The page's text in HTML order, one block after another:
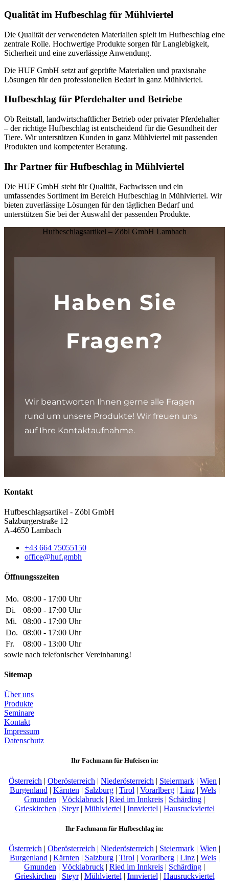
Qualität im Hufbeschlag für Mühlviertel
Die Qualität der verwendeten Materialien spielt im Hufbeschlag eine
zentrale Rolle. Hochwertige Produkte sorgen für Langlebigkeit,
Sicherheit und eine zuverlässige Anwendung.
Die HUF GmbH setzt auf geprüfte Materialien und praxisnahe
Lösungen für den professionellen Bedarf in ganz Mühlviertel.
Hufbeschlag für Pferdehalter und Betriebe
Ob Reitstall, landwirtschaftlicher Betrieb oder privater Pferdehalter
– der richtige Hufbeschlag ist entscheidend für die Gesundheit der
Tiere. Wir unterstützen Kunden in ganz Mühlviertel mit passenden
Produkten und kompetenter Beratung.
Ihr Partner für Hufbeschlag in Mühlviertel
Die HUF GmbH steht für Qualität, Fachwissen und ein
umfassendes Sortiment im Bereich Hufbeschlag in Mühlviertel. Wir
bieten zuverlässige Lösungen für den täglichen Bedarf und
unterstützen Sie bei der Auswahl der passenden Produkte.
Hufbeschlagsartikel – Zöbl GmbH Lambach
Haben Sie
Fragen?
Wir beantworten Ihnen gerne alle Fragen
rund um unsere Produkte! Wir freuen uns
auf Ihre Kontaktaufnahme.
Kontakt
Hufbeschlagsartikel - Zöbl GmbH
Salzburgerstraße 12
A-4650 Lambach
+43 664 75055150
office@huf.gmbh
Öffnungsszeiten
Mo. 08:00 - 17:00 Uhr
Di.
08:00 - 17:00 Uhr
Mi.
08:00 - 17:00 Uhr
Do.
08:00 - 17:00 Uhr
Fr.
08:00 - 13:00 Uhr
sowie nach telefonischer Vereinbarung!
Sitemap
Über uns
Produkte
Seminare
Kontakt
Impressum
Datenschutz
Ihr Fachmann für Hufeisen in:
Österreich | Oberösterreich | Niederösterreich | Steiermark | Wien |
Burgenland | Kärnten | Salzburg| Tirol | Vorarlberg| Linz| Wels|
Gmunden | Vöcklabruck | Ried im Innkreis | Schärding |
Grieskirchen | Steyr| Mühlviertel | Innviertel | Hausruckviertel
Ihr Fachmann für Hufbeschlag in:
Österreich | Oberösterreich | Niederösterreich | Steiermark | Wien |
Burgenland | Kärnten | Salzburg| Tirol | Vorarlberg| Linz| Wels|
Gmunden | Vöcklabruck | Ried im Innkreis | Schärding |
Grieskirchen | Steyr| Mühlviertel | Innviertel | Hausruckviertel